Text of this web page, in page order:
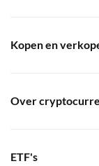
Kopen en
Over
ETF's